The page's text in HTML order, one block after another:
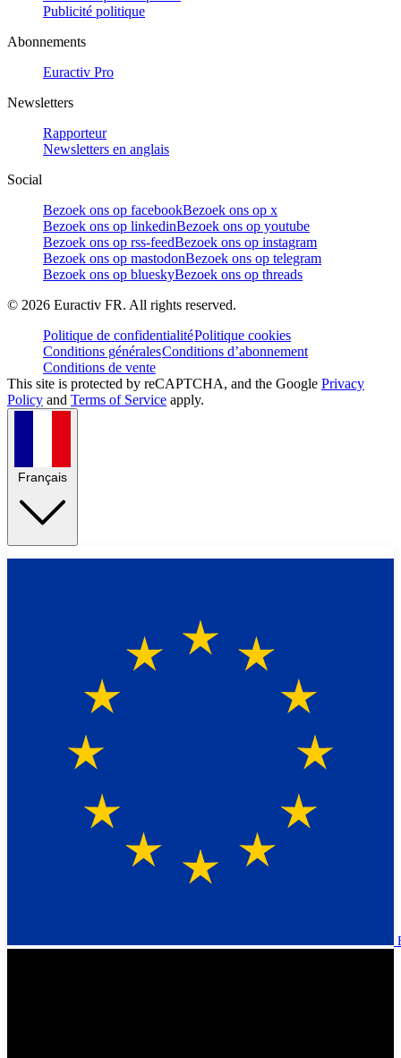
Publicité politique
Abonnements
Euractiv Pro
Newsletters
Rapporteur
Newsletters en anglais
Social
Bezoek ons op facebookBezoek ons op x
Bezoek ons op linkedinBezoek ons op youtube
Bezoek ons op rss-feedBezoek ons op instagram
Bezoek ons op mastodonBezoek ons op telegram
Bezoek ons op blueskyBezoek ons op threads
© 2026 Euractiv FR. All rights reserved.
Politique de confidentialitéPolitique cookies
Conditions généralesConditions d’abonnement
Conditions de vente
This site is protected by reCAPTCHA, and the Google Privacy
Policy and Terms of Service apply.
Français